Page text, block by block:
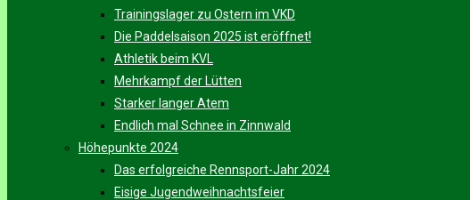
Trainingslager zu Ostern im VKD
Die Paddelsaison 2025 ist eröffnet!
Athletik beim KVL
Mehrkampf der Lütten
Starker langer Atem
Endlich mal Schnee in Zinnwald
Höhepunkte 2024
Das erfolgreiche Rennsport-Jahr 2024
Eisige Jugendweihnachtsfeier